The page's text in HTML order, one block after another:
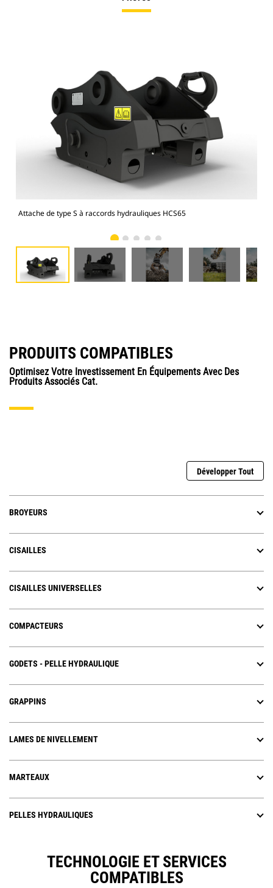
Attache de type S à raccords hydrauliques HCS65
PRODUITS COMPATIBLES
Optimisez Votre Investissement En Équipements Avec Des
Produits Associés Cat.
Développer Tout
BROYEURS
CISAILLES
CISAILLES UNIVERSELLES
COMPACTEURS
GODETS - PELLE HYDRAULIQUE
GRAPPINS
LAMES DE NIVELLEMENT
MARTEAUX
PELLES HYDRAULIQUES
TECHNOLOGIE ET SERVICES
COMPATIBLES